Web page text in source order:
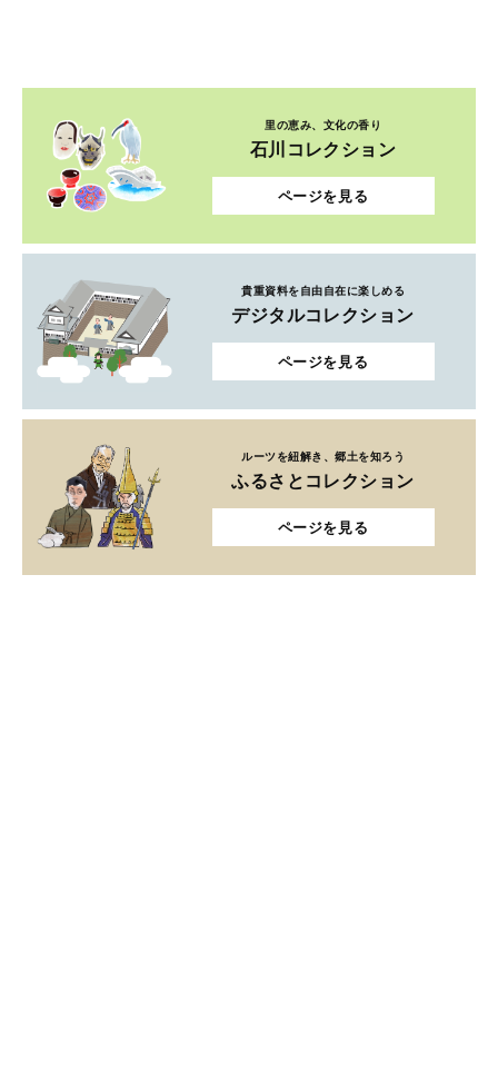
里の恵み、文化の香り
石川コレクション
ページを見る
貴重資料を自由自在に楽しめる
デジタルコレクション
ページを見る
ルーツを紐解き、郷土を知ろう
ふるさとコレクション
ページを見る